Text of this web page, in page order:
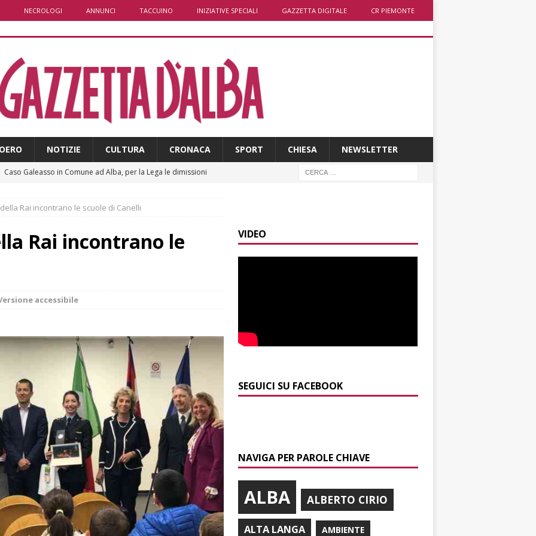
NECROLOGI ANNUNCI TACCUINO INIZIATIVE SPECIALI GAZZETTA DIGITALE CR PIEMONTE
NOTIZIE CULTURA CRONACA SPORT CHIESA NEWSLETTER
Caso Galeasso in Comune ad Alba, per la Lega le dimissioni
ITINERARI / La ciclabile del Ponente ligure sui vecchi binari
Alba: lunedì 10 agosto tornano le “Notti del vino”
ALBA
Dal 13 al 16 agosto a Priocca c’è la Sagra della costata di
Rotary Club Bra: arriva il “Premio per l’Eccellenza”
BRA
Valdieri: escursionista in difficoltà salvata oltre i 2.000 metri
Rai incontrano le scuole di Canelli
Rai incontrano le
accessibile
VIDEO
SEGUICI SU FACEBOOK
NAVIGA PER PAROLE CHIAVE
ALBA ALBERTO CIRIO
ALTA LANGA AMBIENTE